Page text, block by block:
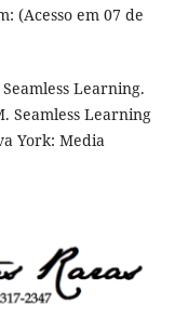
(Acesso em 07 de
Learning.
Seamless Learning
York: Media